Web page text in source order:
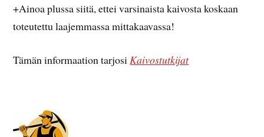
+Ainoa plussa siitä, ettei varsinaista kaivosta koskaan
toteutettu laajemmassa mittakaavassa!
Tämän informaation tarjosi Kaivostutkijat